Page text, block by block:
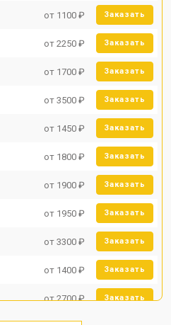
от 1100 ₽ Заказать
от 2250 ₽ Заказать
от 1700 ₽ Заказать
от 3500 ₽ Заказать
от 1450 ₽ Заказать
от 1800 ₽ Заказать
от 1900 ₽ Заказать
от 1950 ₽ Заказать
от 3300 ₽ Заказать
от 1400 ₽ Заказать
от 2700 ₽ Заказать